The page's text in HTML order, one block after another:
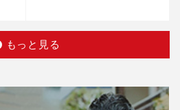
もっと見る